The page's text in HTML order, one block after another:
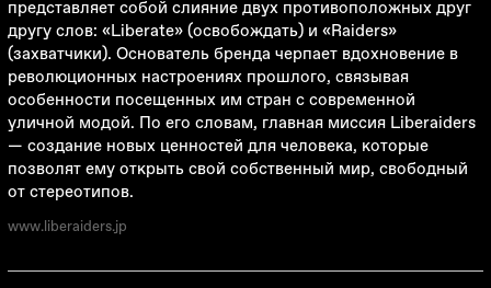
представляет собой слияние двух противоположных друг
другу слов: «Liberate» (освобождать) и «Raiders»
(захватчики). Основатель бренда черпает вдохновение в
революционных настроениях прошлого, связывая
особенности посещенных им стран с современной
уличной модой. По его словам, главная миссия Liberaiders
— создание новых ценностей для человека, которые
позволят ему открыть свой собственный мир, свободный
от стереотипов.
www.liberaiders.jp